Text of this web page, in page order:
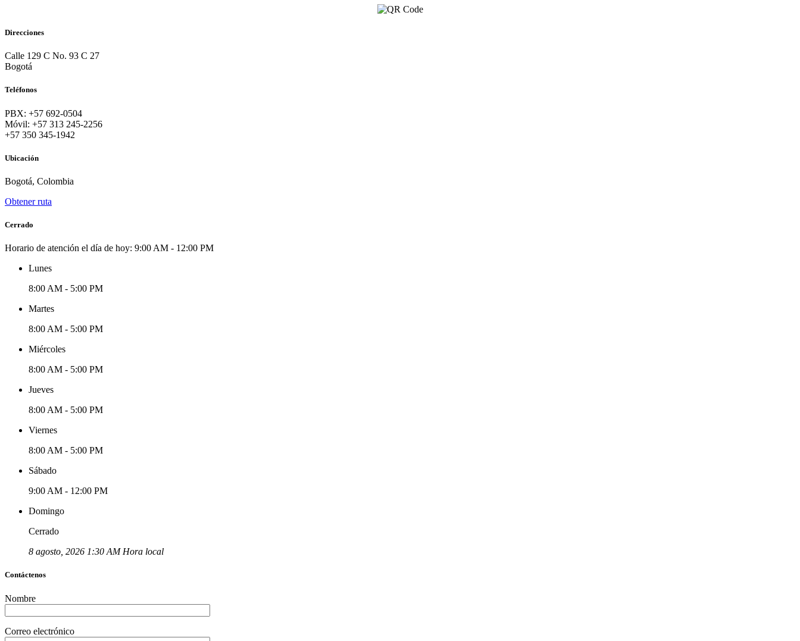
Direcciones
Calle 129 C No. 93 C 27
Bogotá
Teléfonos
PBX: +57 692-0504
Móvil: +57 313 245-2256
+57 350 345-1942
Ubicación
Bogotá, Colombia
Obtener ruta
Cerrado
Horario de atención el día de hoy: 9:00 AM - 12:00 PM
Lunes
8:00 AM - 5:00 PM
Martes
8:00 AM - 5:00 PM
Miércoles
8:00 AM - 5:00 PM
Jueves
8:00 AM - 5:00 PM
Viernes
8:00 AM - 5:00 PM
Sábado
9:00 AM - 12:00 PM
Domingo
Cerrado
8 agosto, 2026 1:30 AM Hora local
Contáctenos
Nombre
Correo electrónico